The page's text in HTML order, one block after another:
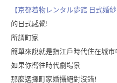
【京都着物レンタル夢館 日式婚紗
的日式感覺!
所謂町家
簡單來說就是指江戶時代住在城
如果你嚮往時代劇場景
那麼選擇町家婚攝絕對沒錯!